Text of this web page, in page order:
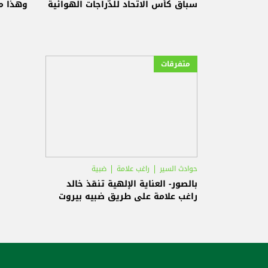
سباق كأس الاتّحاد للدّراجات الهوائية وهذا
متفرقات
حوادث السير راغب علامة ضبية
بالصور- العناية الإلهية تنقذ خالد
راغب علامة على طريق ضبيه بيروت